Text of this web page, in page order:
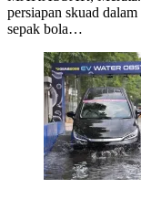
persiapan skuad
sepak bola…